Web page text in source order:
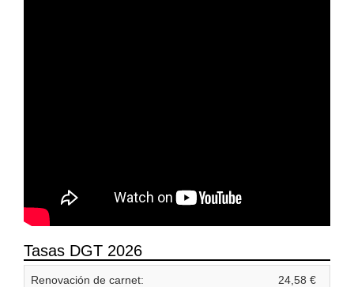
Tasas DGT 2026
Renovación de carnet: 24,58 €